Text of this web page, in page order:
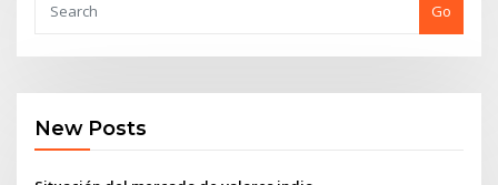
Go
New Posts